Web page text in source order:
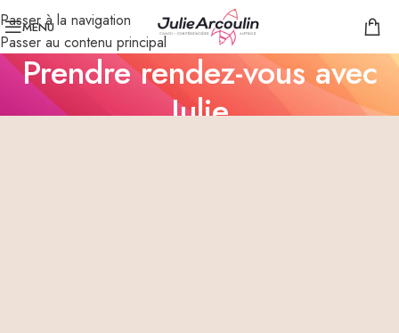
Passer à la navigation
Passer au contenu principal
MENU
Prendre rendez-vous avec
Julie